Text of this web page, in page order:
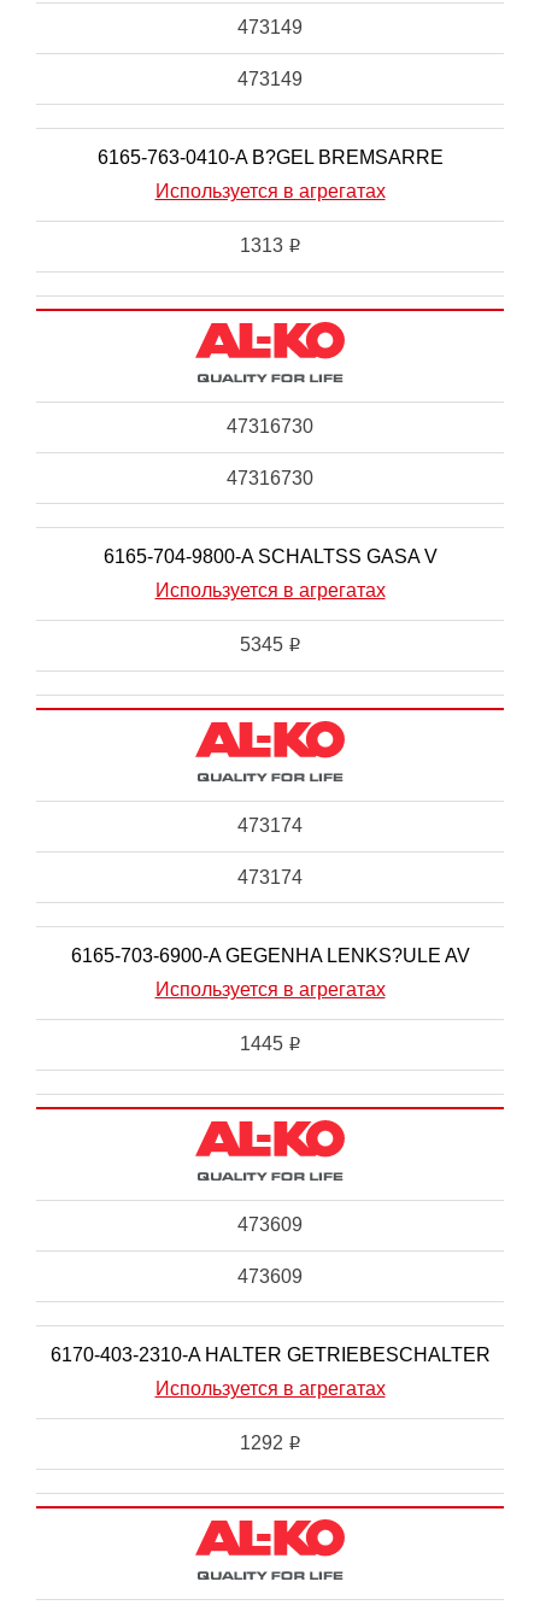
473149
473149
6165-763-0410-A B?GEL BREMSARRE
Используется в агрегатах
1313 i
47316730
47316730
6165-704-9800-A SCHALTSS GASA V
Используется в агрегатах
5345 i
473174
473174
6165-703-6900-A GEGENHA LENKS?ULE AV
Используется в агрегатах
1445 i
473609
473609
6170-403-2310-A HALTER GETRIEBESCHALTER
Используется в агрегатах
1292 i